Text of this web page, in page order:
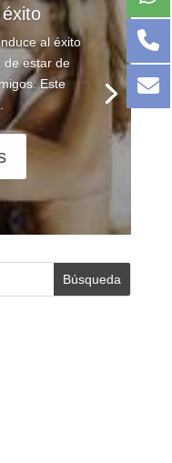
al éxito
de estar de
Este